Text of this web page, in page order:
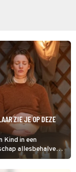
ZIE JE OP DEZE
Kind in een
allesbehalve
drijft hen
in.